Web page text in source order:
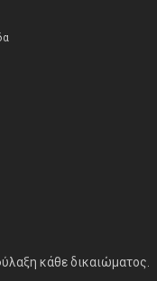
κάθε δικαιώματος.